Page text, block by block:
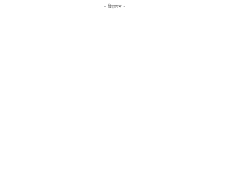
- विज्ञापन -